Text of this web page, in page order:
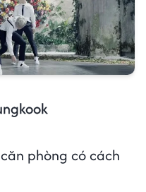
phòng có cách